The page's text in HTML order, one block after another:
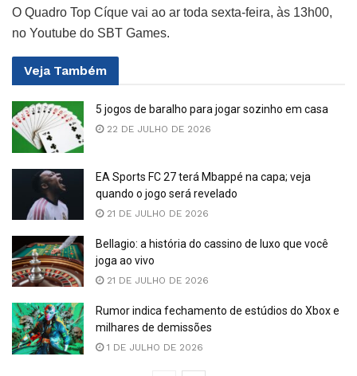
O Quadro Top Cíque vai ao ar toda sexta-feira, às 13h00,
no Youtube do SBT Games.
Veja Também
5 jogos de baralho para jogar sozinho em casa
22 DE JULHO DE 2026
EA Sports FC 27 terá Mbappé na capa; veja
quando o jogo será revelado
21 DE JULHO DE 2026
Bellagio: a história do cassino de luxo que você
joga ao vivo
21 DE JULHO DE 2026
Rumor indica fechamento de estúdios do Xbox e
milhares de demissões
1 DE JULHO DE 2026